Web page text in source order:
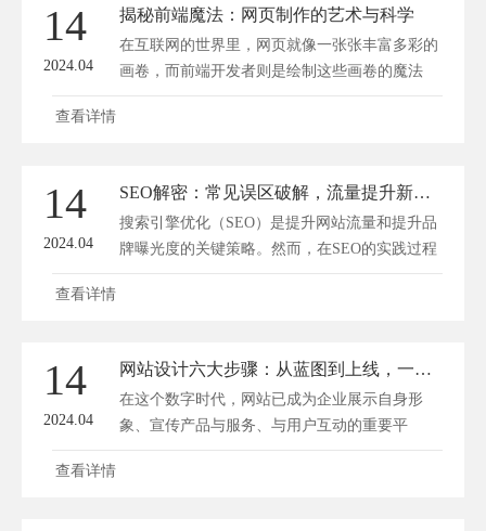
14
2024.04
揭秘前端魔法：网页制作的艺术与科学
在互联网的世界里，网页就像一张张丰富多彩的
画卷，而前端开发者则是绘制这些画卷的魔法
师...
查看详情
14
2024.04
SEO解密：常见误区破解，流量提升新境界
搜索引擎优化（SEO）是提升网站流量和提升品
牌曝光度的关键策略。然而，在SEO的实践过程
中，许...
查看详情
14
2024.04
网站设计六大步骤：从蓝图到上线，一步一个脚印
在这个数字时代，网站已成为企业展示自身形
象、宣传产品与服务、与用户互动的重要平
台。...
查看详情